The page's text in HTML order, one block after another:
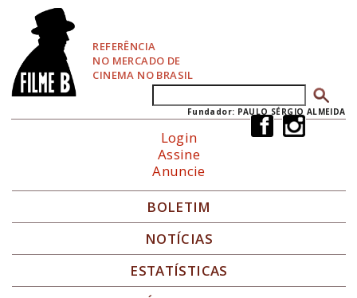
REFERÊNCIA
NO MERCADO DE
CINEMA NO BRASIL
Formulário de busca
Fundador: PAULO SÉRGIO ALMEIDA
Login
Assine
Anuncie
BOLETIM
NOTÍCIAS
ESTATÍSTICAS